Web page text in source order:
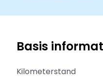
Basis
Kilometerstand